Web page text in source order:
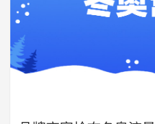
材、直播引流广告中也带…